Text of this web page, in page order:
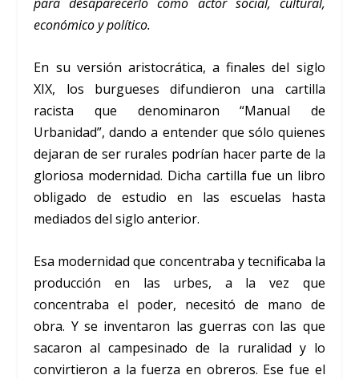
económico y político.
En su versión aristocrática, a finales del siglo
XIX, los burgueses difundieron una cartilla
racista que denominaron “Manual de
Urbanidad”, dando a entender que sólo quienes
dejaran de ser rurales podrían hacer parte de la
gloriosa modernidad. Dicha cartilla fue un libro
obligado de estudio en las escuelas hasta
mediados del siglo anterior.
Esa modernidad que concentraba y tecnificaba la
producción en las urbes, a la vez que
concentraba el poder, necesitó de mano de
obra. Y se inventaron las guerras con las que
sacaron al campesinado de la ruralidad y lo
convirtieron a la fuerza en obreros. Ese fue el